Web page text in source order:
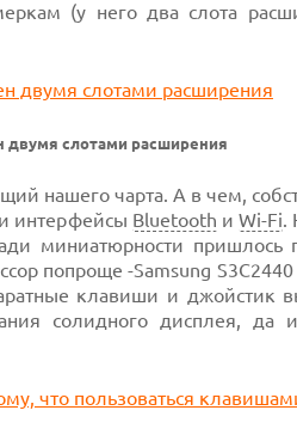
(у него два слота
двумя слотами расширения
нашего чарта. А в чем,
интерфейсы Bluetooth иWi-Fi.
миниатюрности пришлось
попроще -Samsung
клавиши и джойстик
солидного дисплея, да